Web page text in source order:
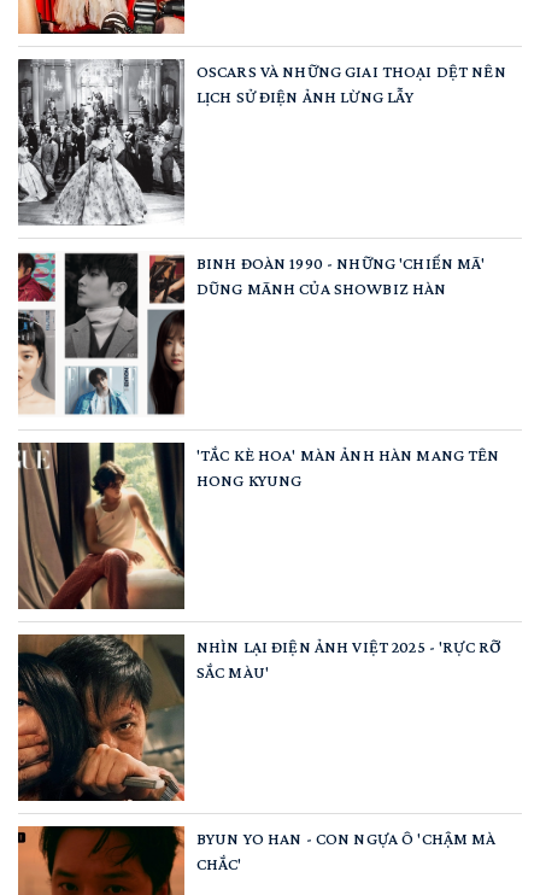
OSCARS VÀ NHỮNG GIAI THOẠI DỆT NÊN
LỊCH SỬ ĐIỆN ẢNH LỪNG LẪY
BINH ĐOÀN 1990 - NHỮNG 'CHIẾN MÃ'
DŨNG MÃNH CỦA SHOWBIZ HÀN
'TẮC KÈ HOA' MÀN ẢNH HÀN MANG TÊN
HONG KYUNG
NHÌN LẠI ĐIỆN ẢNH VIỆT 2025 - 'RỰC RỠ
SẮC MÀU'
BYUN YO HAN - CON NGỰA Ô 'CHẬM MÀ
CHẮC'